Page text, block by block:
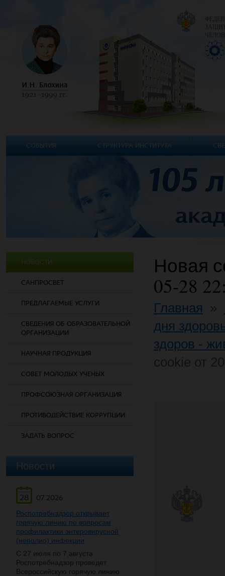
НОВОСТИ
САНПРОСВЕТ
ПРЕДЛАГАЕМЫЕ УСЛУГИ
СВЕДЕНИЯ ОБ ОБРАЗОВАТЕЛЬНОЙ
ОРГАНИЗАЦИИ
НАУЧНАЯ ПРОДУКЦИЯ
СОВЕТ МОЛОДЫХ УЧЕНЫХ
ПРОФСОЮЗНАЯ ОРГАНИЗАЦИЯ
ПРОТИВОДЕЙСТВИЕ КОРРУПЦИИ
ЗАДАТЬ ВОПРОС
Новости
28
07.2026
Роспотребнадзор открывает
горячую линию по вопросам
профилактики энтеровирусной
(неполио) инфекции
С 27 июля по 7 августа
Роспотребнадзор проведет
Всероссийскую горячую линию
Новая
05-28
Главная
дня
здоров -
СОБЫТИЯ СТРУКТУРА ИНСТИТУТА